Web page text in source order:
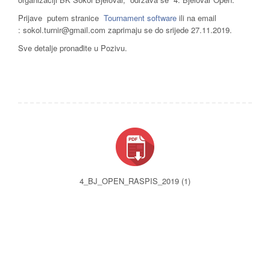
Prijave putem stranice Tournament software ili na email
: sokol.turnir@gmail.com zaprimaju se do srijede 27.11.2019.
Sve detalje pronađite u Pozivu.
4_BJ_OPEN_RASPIS_2019 (1)